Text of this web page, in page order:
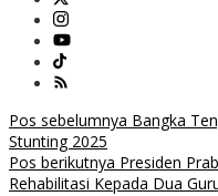
Navigasi
pos
Pos sebelumnya Bangka
Stunting 2025
Pos berikutnya Presiden
Rehabilitasi Kepada Dua